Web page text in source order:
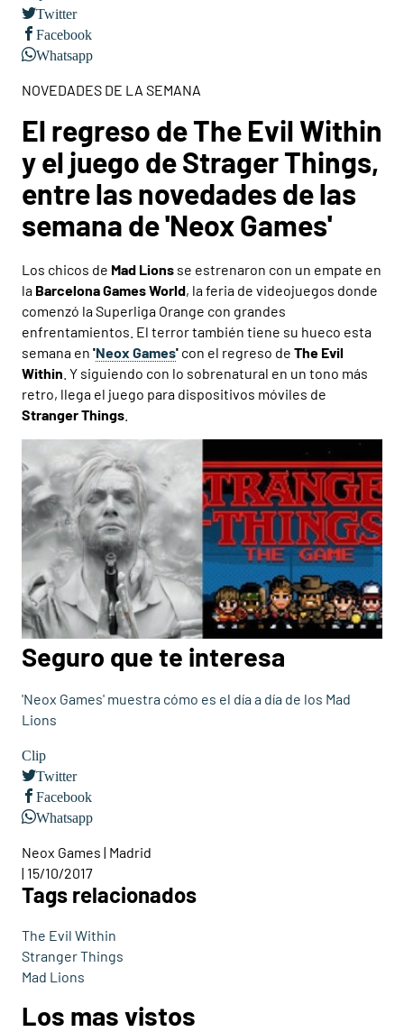
Twitter
Facebook
Whatsapp
NOVEDADES DE LA SEMANA
El regreso de The Evil Within
y el juego de Strager Things,
entre las novedades de las
semana de 'Neox Games'
Los chicos de Mad Lions se estrenaron con un empate en
la Barcelona Games World, la feria de videojuegos donde
comenzó la Superliga Orange con grandes
enfrentamientos. El terror también tiene su hueco esta
semana en 'Neox Games' con el regreso de The Evil
Within . Y siguiendo con lo sobrenatural en un tono más
retro, llega el juego para dispositivos móviles de
Stranger Things
Seguro que te interesa
'Neox Games' muestra cómo es el día a día de los Mad
Lions
Clip
Twitter
Facebook
Whatsapp
Neox Games | Madrid
| 15/10/2017
Tags relacionados
The Evil Within
Stranger Things
Mad Lions
Los mas vistos